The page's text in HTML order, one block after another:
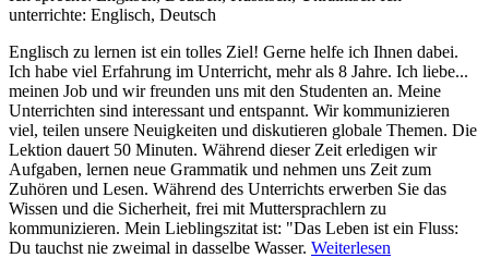
unterrichte: Englisch, Deutsch
Englisch zu lernen ist ein tolles Ziel! Gerne helfe ich Ihnen dabei.
Ich habe viel Erfahrung im Unterricht, mehr als 8 Jahre. Ich liebe...
meinen Job und wir freunden uns mit den Studenten an. Meine
Unterrichten sind interessant und entspannt. Wir kommunizieren
viel, teilen unsere Neuigkeiten und diskutieren globale Themen. Die
Lektion dauert 50 Minuten. Während dieser Zeit erledigen wir
Aufgaben, lernen neue Grammatik und nehmen uns Zeit zum
Zuhören und Lesen. Während des Unterrichts erwerben Sie das
Wissen und die Sicherheit, frei mit Muttersprachlern zu
kommunizieren. Mein Lieblingszitat ist: "Das Leben ist ein Fluss:
Du tauchst nie zweimal in dasselbe Wasser. Weiterlesen